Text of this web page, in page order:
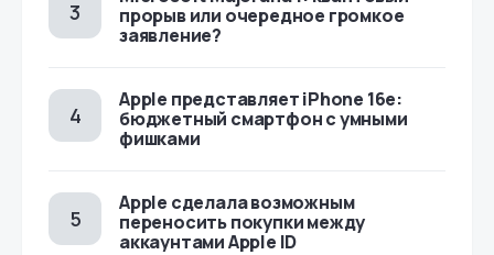
прорыв или очередное громкое
заявление?
Apple представляет iPhone 16e:
бюджетный смартфон с умными
фишками
Apple сделала возможным
переносить покупки между
аккаунтами Apple ID